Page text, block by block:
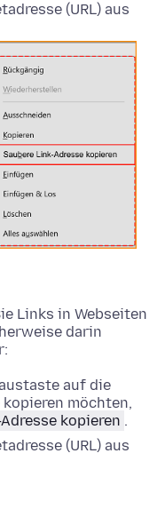
(URL) aus
Links in Webseiten
darin
auf die
kopieren möchten,
kopieren .
(URL) aus